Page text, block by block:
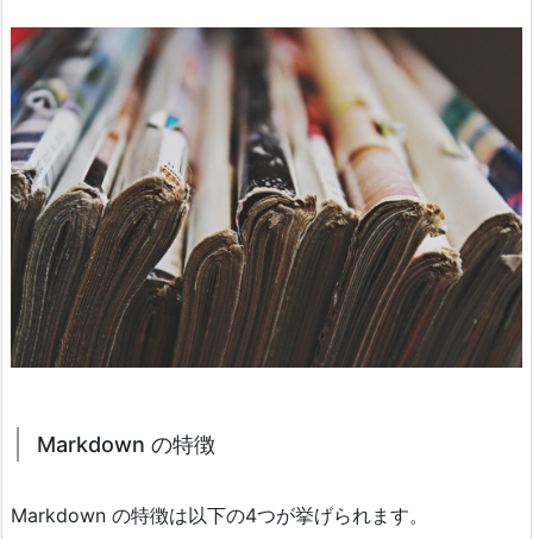
Markdown の特徴
Markdown の特徴は以下の4つが挙げられます。